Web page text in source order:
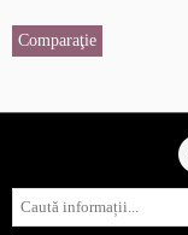
Comparaţie